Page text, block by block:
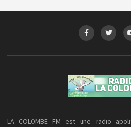
LA COLOMBE FM est une radio